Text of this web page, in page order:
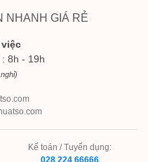
NHANH GIÁ RẺ
8h - 19h
Kế toán / Tuyển dụng:
028 224 66666